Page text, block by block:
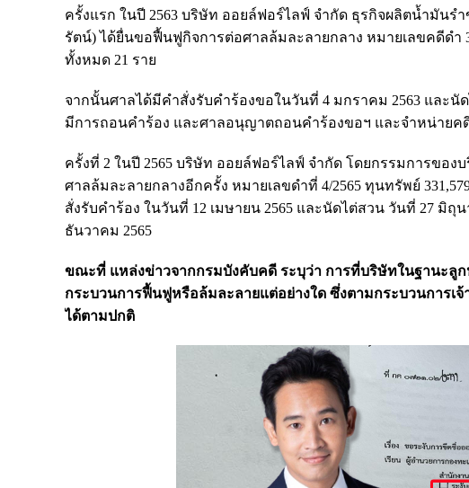
ครั้งแรก ในปี 2563 บริษัท ออยล์ฟอร์ไลฟ์ จำกัด ธุรกิจผลิตน้ำมัน
รัตน์) ได้ยื่นขอฟื้นฟูกิจการต่อศาลล้มละลายกลาง หมายเลขคดีดำ
ทั้งหมด 21 ราย
จากนั้นศาลได้มีคำสั่งรับคำร้องขอในวันที่ 4 มกราคม 2563 และ
มีการถอนคำร้อง และศาลอนุญาตถอนคำร้องขอฯ และจำหน่ายค
ครั้งที่ 2 ในปี 2565 บริษัท ออยล์ฟอร์ไลฟ์ จำกัด โดยกรรมการขอ
ศาลล้มละลายกลางอีกครั้ง หมายเลขดำที่ 4/2565 ทุนทรัพย์
สั่งรับคำร้อง ในวันที่ 12 เมษายน 2565 และนัดไต่สวน วันที่ 27 มิ
ธันวาคม 2565
ขณะที่ แหล่งข่าวจากกรมบังคับคดี ระบุว่า การที่บริษัทในฐานะลู
กระบวนการฟื้นฟูหรือล้มละลายแต่อย่างใด ซึ่งตามกระบวนการเ
ได้ตามปกติ